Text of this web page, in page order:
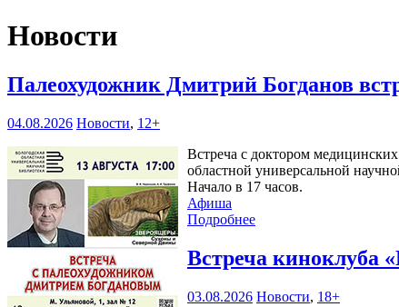
Новости
Палеохудожник Дмитрий Богданов
04.08.2026 Новости, 12+
Встреча с доктором
областной универсальной
Начало в 17 часов.
Афиша
Подробнее
Встреча киноклуба
03.08.2026 Новости, 18+